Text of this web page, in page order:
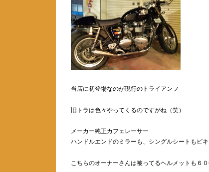
当店に初登場なのが現行のトライアンフ
旧トラは色々やってくるのですがね（笑）
メーカー純正カフェレーサー
ハンドルエンドのミラーも、シングルシートもビ
こちらのオーナーさんは被ってるヘルメットも６